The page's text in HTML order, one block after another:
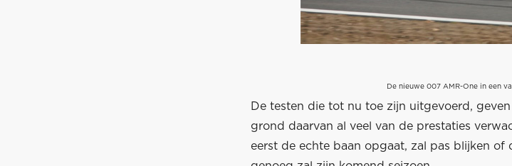
De nieuwe 007 AMR-One in een
De testen die tot nu toe zijn uitgevoerd,
grond daarvan al veel van de prestaties
eerst de echte baan opgaat, zal pas blijken